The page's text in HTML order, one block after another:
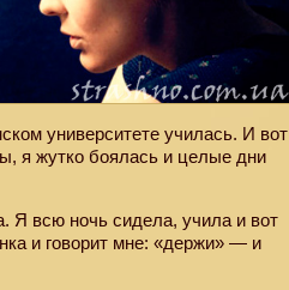
университете училась. И вот
я жутко боялась и целые дни
Я всю ночь сидела, учила и вот
и говорит мне: «держи» — и